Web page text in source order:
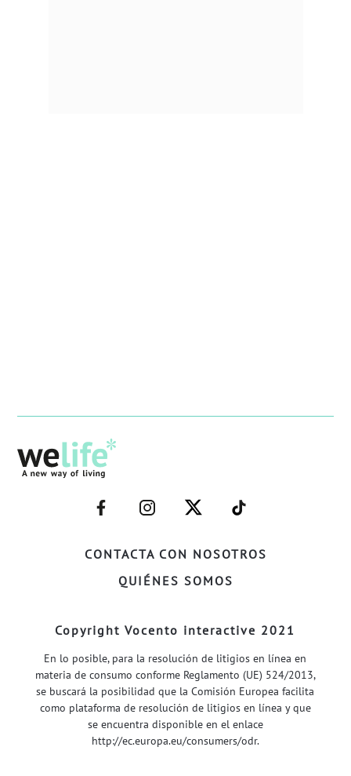
CONTACTA CON NOSOTROS
QUIÉNES SOMOS
–
FACEBOOK–
–
INSTAGRAM–
–
TWITTER–
–
WELIFE–
Copyright Vocento interactive 2021
En lo posible, para la resolución de litigios en línea en
materia de consumo conforme Reglamento (UE) 524/2013,
se buscará la posibilidad que la Comisión Europea facilita
como plataforma de resolución de litigios en línea y que
se encuentra disponible en el enlace
http://ec.europa.eu/consumers/odr.